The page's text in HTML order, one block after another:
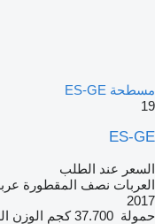
مسطحة ES-GE
19
ES-GE
السعر عند الطلب
العربات نصف المقطورة
2017
حمولة 37.700 كجم الوزن